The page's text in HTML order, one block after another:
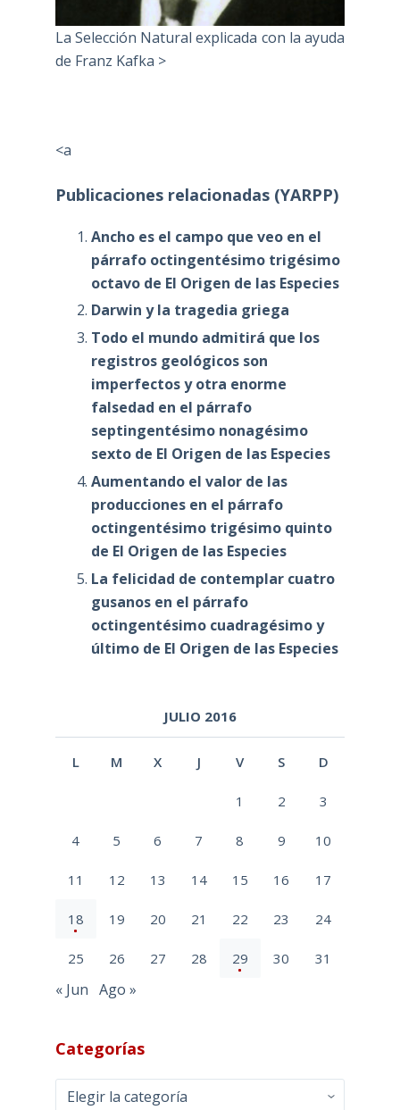
La Selección Natural explicada con la ayuda
de Franz Kafka >
<a
Publicaciones relacionadas (YARPP)
Ancho es el campo que veo en el
párrafo octingentésimo trigésimo
octavo de El Origen de las Especies
Darwin y la tragedia griega
Todo el mundo admitirá que los
registros geológicos son
imperfectos y otra enorme
falsedad en el párrafo
septingentésimo nonagésimo
sexto de El Origen de las Especies
Aumentando el valor de las
producciones en el párrafo
octingentésimo trigésimo quinto
de El Origen de las Especies
La felicidad de contemplar cuatro
gusanos en el párrafo
octingentésimo cuadragésimo y
último de El Origen de las Especies
JULIO 2016
L M X J V S D
1 2 3
4 5 6 7 8 9 10
11 12 13 14 15 16 17
18 19 20 21 22 23 24
25 26 27 28 29 30 31
« Jun Ago »
Categorías
Categorías